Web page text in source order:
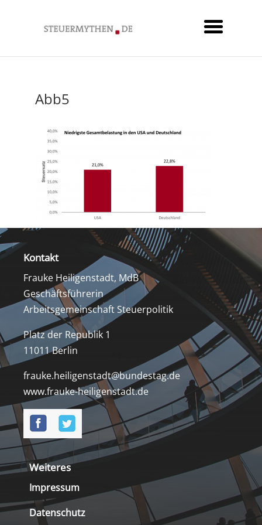
Abb5
Kontakt
Frauke Heiligenstadt, MdB
Geschäftsführerin
Arbeitsgemeinschaft Steuerpolitik
Platz der Republik 1
11011 Berlin
frauke.heiligenstadt@bundestag.de
www.frauke-heiligenstadt.de
Weiteres
Impressum
Datenschutz